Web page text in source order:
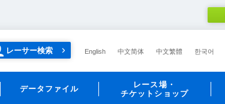
レーサー検索 English 中文简体 中文繁體 한국어
データファイル
レース場・
チケットショップ